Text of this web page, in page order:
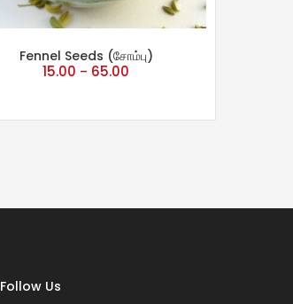
Fennel Seeds (சோம்பு)
15.00 – 65.00
Follow Us